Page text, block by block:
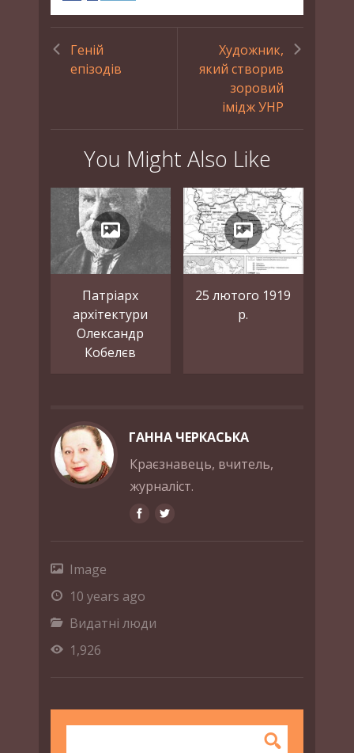
Геній
епізодів
Художник,
який створив
зоровий
імідж УНР
You Might Also Like
Патріарх
архітектури
Олександр
Кобелєв
25 лютого 1919
р.
ГАННА ЧЕРКАСЬКА
Краєзнавець, вчитель,
журналіст.
Image
10 years ago
Видатні люди
1,926